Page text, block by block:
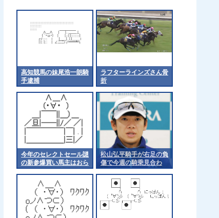
高知競馬の妹尾浩一朗騎
手逮捕
ラフターラインズさん骨
折
今年のセレクトセール謎
の新参爆買い馬主はおら
んかった？ 他
松山弘平騎手が右足の負
傷で今週の騎乗見合わ
せ 他